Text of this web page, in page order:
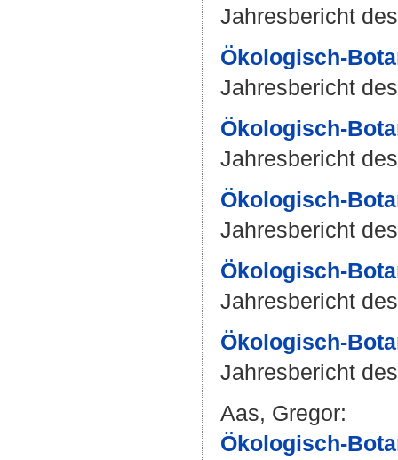
Jahresbericht
Ökologisch-
Jahresbericht
Ökologisch-
Jahresbericht
Ökologisch-
Jahresbericht
Ökologisch-
Jahresbericht
Ökologisch-
Jahresbericht
Aas, Gregor:
Ökologisch-